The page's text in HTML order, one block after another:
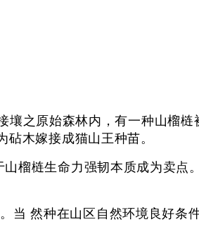
壤之原始森林内，有一种山榴梿
为砧木嫁接成猫山王种苗。
榴梿生命力强韧本质成为卖点
当 然种在山区自然环境良好条件